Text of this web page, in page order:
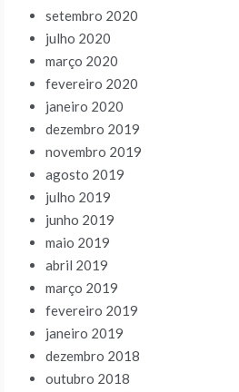
setembro 2020
julho 2020
março 2020
fevereiro 2020
janeiro 2020
dezembro 2019
novembro 2019
agosto 2019
julho 2019
junho 2019
maio 2019
abril 2019
março 2019
fevereiro 2019
janeiro 2019
dezembro 2018
outubro 2018